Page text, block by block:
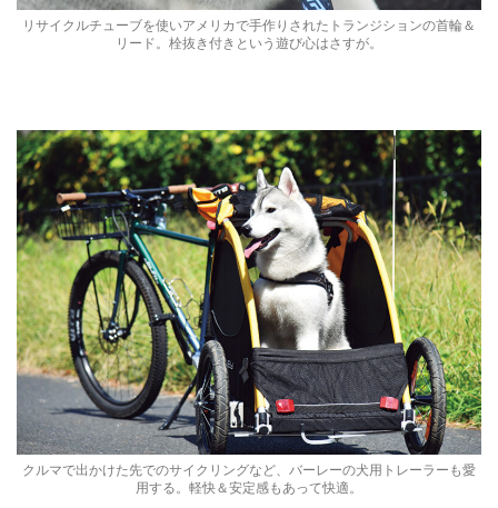
リサイクルチューブを使いアメリカで手作りされたトランジションの首輪＆
リード。栓抜き付きという遊び心はさすが。
クルマで出かけた先でのサイクリングなど、バーレーの犬用トレーラーも愛
用する。軽快＆安定感もあって快適。